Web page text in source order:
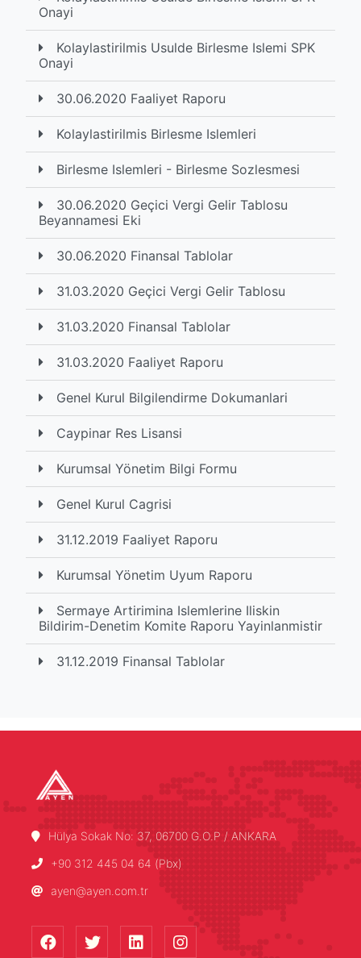
Onayi
Kolaylastirilmis Usulde Birlesme Islemi SPK
Onayi
30.06.2020 Faaliyet Raporu
Kolaylastirilmis Birlesme Islemleri
Birlesme Islemleri - Birlesme Sozlesmesi
30.06.2020 Geçici Vergi Gelir Tablosu
Beyannamesi Eki
30.06.2020 Finansal Tablolar
31.03.2020 Geçici Vergi Gelir Tablosu
31.03.2020 Finansal Tablolar
31.03.2020 Faaliyet Raporu
Genel Kurul Bilgilendirme Dokumanlari
Caypinar Res Lisansi
Kurumsal Yönetim Bilgi Formu
Genel Kurul Cagrisi
31.12.2019 Faaliyet Raporu
Kurumsal Yönetim Uyum Raporu
Sermaye Artirimina Islemlerine Iliskin
Bildirim-Denetim Komite Raporu Yayinlanmistir
31.12.2019 Finansal Tablolar
Hülya Sokak No: 37, 06700 G.O.P / ANKARA
+90 312 445 04 64 (Pbx)
ayen@ayen.com.tr